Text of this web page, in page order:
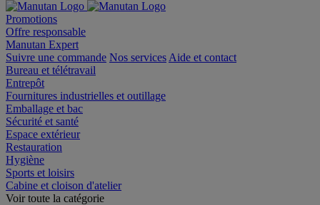
Promotions
Offre responsable
Manutan Expert
Suivre une commande Nos services Aide et contact
Bureau et télétravail
Entrepôt
Fournitures industrielles et outillage
Emballage et bac
Sécurité et santé
Espace extérieur
Restauration
Hygiène
Sports et loisirs
Cabine et cloison d'atelier
Voir toute la catégorie